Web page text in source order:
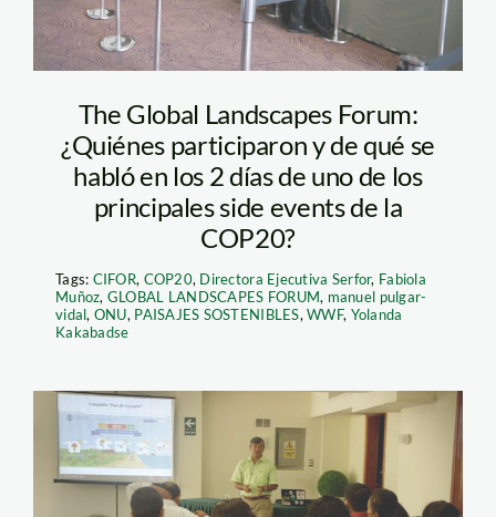
The Global Landscapes Forum:
¿Quiénes participaron y de qué se
habló en los 2 días de uno de los
principales side events de la
COP20?
Tags: CIFOR, COP20, Directora Ejecutiva Serfor, Fabiola
Muñoz, GLOBAL LANDSCAPES FORUM, manuel pulgar-
vidal, ONU, PAISAJES SOSTENIBLES,WWF, Yolanda
Kakabadse
GOREL_Loreto_SPDA